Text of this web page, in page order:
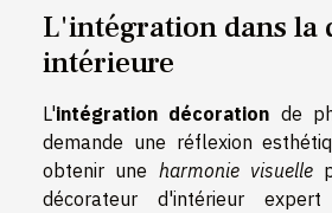
L'intégration dans la
intérieure
L'intégration décoration de
demande une réflexion
obtenir une harmonie visuelle
décorateur d'intérieur